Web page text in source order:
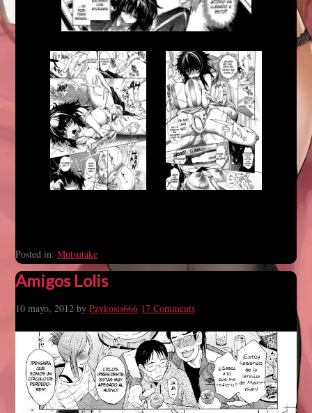
Posted in:Mutsutake
Amigos Lolis
10 mayo, 2012 byPzykosis666 17 Comments